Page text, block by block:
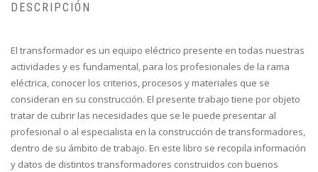
DESCRIPCIÓN
El transformador es un equipo eléctrico presente en todas nuestras
actividades y es fundamental, para los profesionales de la rama
eléctrica, conocer los criterios, procesos y materiales que se
consideran en su construcción. El presente trabajo tiene por objeto
tratar de cubrir las necesidades que se le puede presentar al
profesional o al especialista en la construcción de transformadores,
dentro de su ámbito de trabajo. En este libro se recopila información
y datos de distintos transformadores construidos con buenos